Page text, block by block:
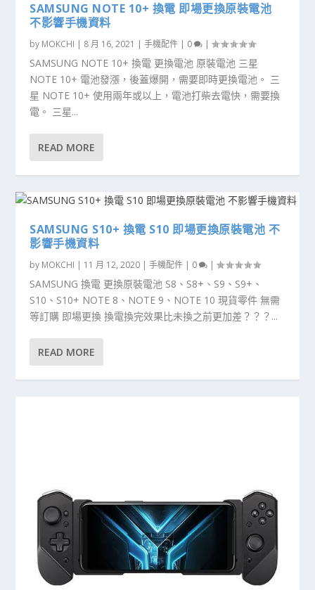
SAMSUNG NOTE 10+ 換電 即場更換原裝電池
不影響手機資料
by MOKCHI | 8 月 16, 2021 |手機配件 | 0 |
SAMSUNG NOTE 10+ 換電 更換電池 原裝電池 三星
NOTE 10+ 電池發漲，後蓋爆開，需要即時更換電池。 三
星 NOTE 10+ 使用兩年或以上，電池打柴去電快，需要換
電。 三星...
READ MORE
SAMSUNG S10+ 換電 S10 即場更換原裝電池 不
影響手機資料
by MOKCHI | 11 月 12, 2020 |手機配件 | 0 |
SAMSUNG 換電 更換原裝電池 S8、S8+、S9、S9+、
S10、S10+ NOTE 8、NOTE 9、NOTE 10 現貨零件 無需
等訂購 即場更換 換電換完效果比未換之前更加差？？？...
READ MORE